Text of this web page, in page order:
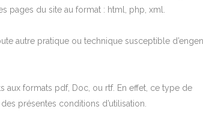
pages du site au format : html, php, xml.
autre pratique ou technique susceptible
formats pdf, Doc, ou rtf. En effet, ce type de
présentes conditions d’utilisation.